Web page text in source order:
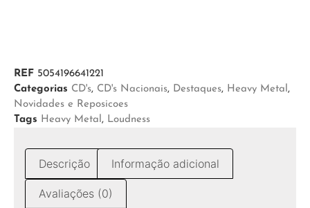
REF 5054196641221
Categorias CD's, CD's Nacionais, Destaques, Heavy Metal,
Novidades e Reposicoes
Tags Heavy Metal, Loudness
Descrição Informação adicional
Avaliações (0)